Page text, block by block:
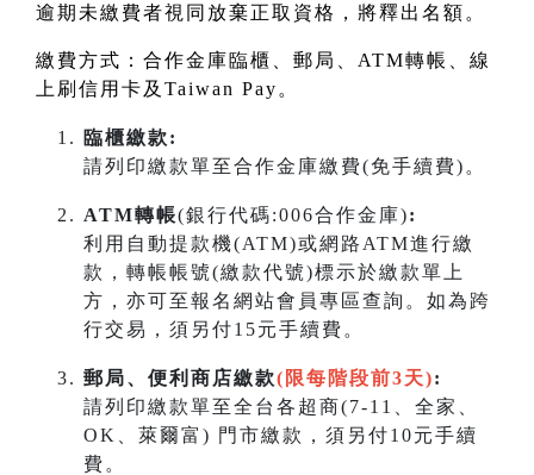
逾期未繳費者視同放棄正取資格，將釋出名額。
繳費方式：合作金庫臨櫃、郵局、 ATM轉帳、線
上刷信用卡及 Taiwan Pay 。
臨櫃繳款:
請列印繳款單至合作金庫繳費(免手續費)。
ATM轉帳(銀行代碼:006合作金庫):
利用自動提款機(ATM)或網路ATM進行繳
款，轉帳帳號(繳款代號)標示於繳款單上
方，亦可至報名網站會員專區查詢。如為跨
行交易，須另付15元手續費。
郵局、便利商店繳款(限每階段前3天):
請列印繳款單至全台各超商(7-11、全家、
OK、萊爾富) 門市繳款，須另付10元手續
費。